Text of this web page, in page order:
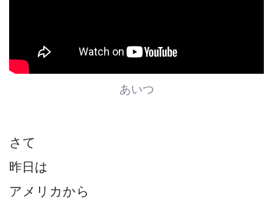
あいつ
さて
昨日は
アメリカから